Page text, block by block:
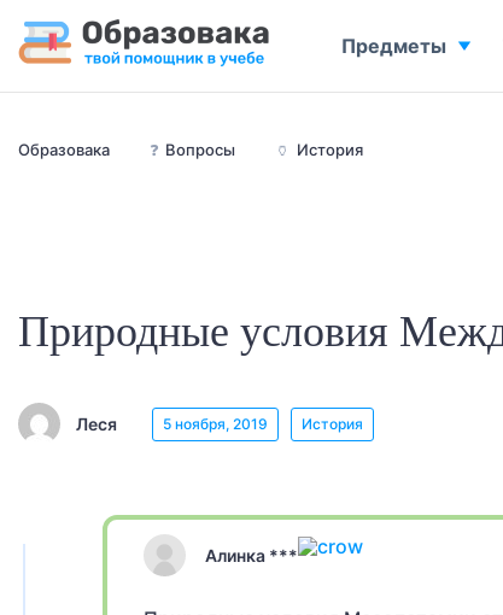
Образовака ❓ Вопросы 🏺 История
Природные условия
Леся 5 ноября, 2019 История
Алинка ***
Предметы